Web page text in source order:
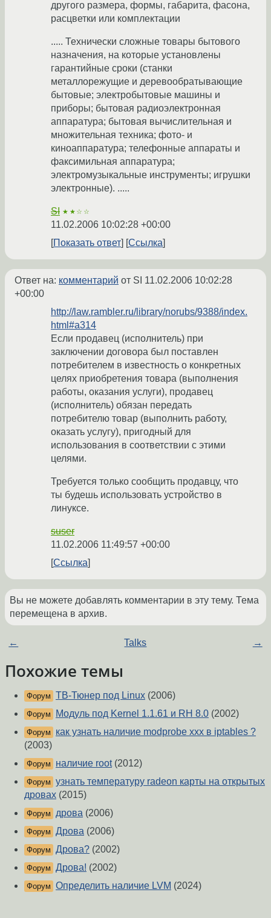
другого размера, формы, габарита, фасона,
расцветки или комплектации
..... Технически сложные товары бытового
назначения, на которые установлены
гарантийные сроки (станки
металлорежущие и деревообратывающие
бытовые; электробытовые машины и
приборы; бытовая радиоэлектронная
аппаратура; бытовая вычислительная и
множительная техника; фото- и
киноаппаратура; телефонные аппараты и
факсимильная аппаратура;
электромузыкальные инструменты; игрушки
электронные). .....
SI ★★☆☆
11.02.2006 10:02:28 +00:00
Показать ответ
Ссылка
Ответ на: комментарий от SI 11.02.2006 10:02:28
+00:00
http://law.rambler.ru/library/norubs/9388/index.
html#a314
Если продавец (исполнитель) при
заключении договора был поставлен
потребителем в известность о конкретных
целях приобретения товара (выполнения
работы, оказания услуги), продавец
(исполнитель) обязан передать
потребителю товар (выполнить работу,
оказать услугу), пригодный для
использования в соответствии с этими
целями.
Требуется только сообщить продавцу, что
ты будешь использовать устройство в
линуксе.
suser
11.02.2006 11:49:57 +00:00
Ссылка
Вы не можете добавлять комментарии в эту тему. Тема
перемещена в архив.
← Talks →
Похожие темы
Форум ТВ-Тюнер под Linux (2006)
Форум Модуль под Kernel 1.1.61 и RH 8.0 (2002)
Форум
как узнать наличие modprobe ххх в iptables ?
(2003)
Форум наличие root(2012)
Форум узнать температуру radeon карты на открытых
дровах (2015)
Форум дрова (2006)
Форум Дрова (2006)
Форум Дрова? (2002)
Форум Дрова! (2002)
Форум Определить наличие LVM (2024)